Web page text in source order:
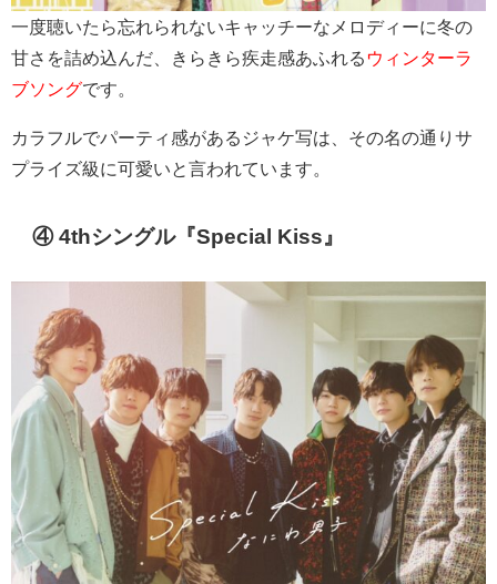
一度聴いたら忘れられないキャッチーなメロディーに冬の
甘さを詰め込んだ、きらきら疾走感あふれる ウィンターラ
ブソングです。
カラフルでパーティ感があるジャケ写は、その名の通りサ
プライズ級に可愛いと言われています。
④ 4thシングル『Special Kiss』